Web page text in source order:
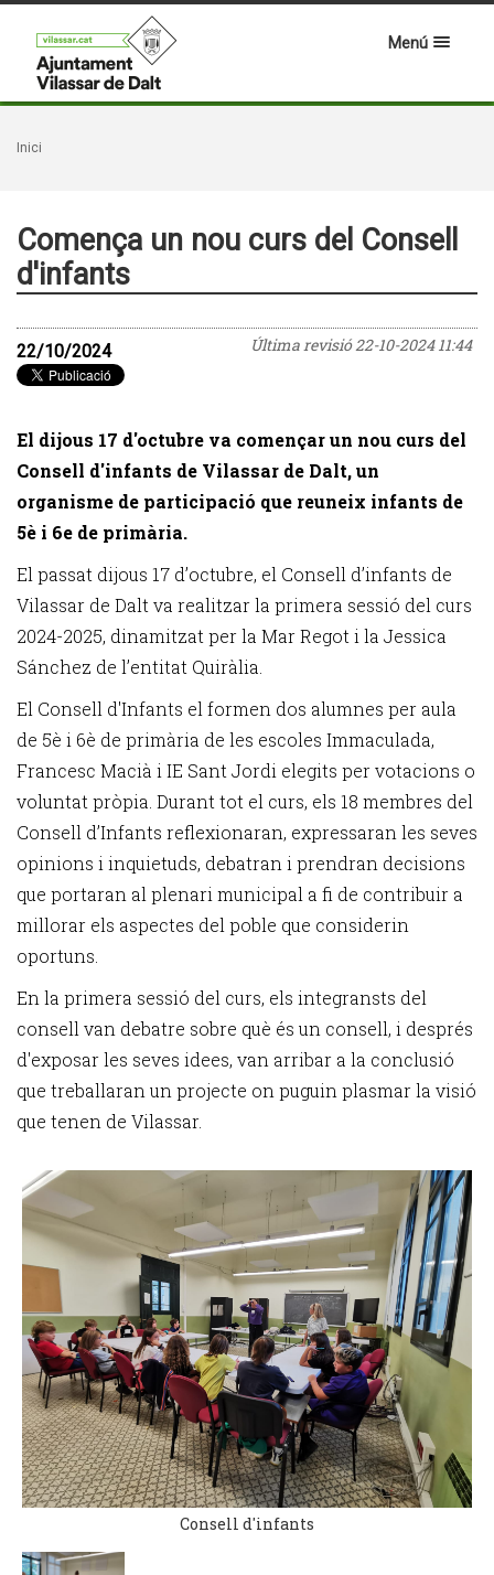
Menú
Inici
Comença un nou curs del Consell
d'infants
Última revisió22-10-2024 11:44
22/10/2024
El dijous 17 d'octubre va començar un nou curs del
Consell d'infants de Vilassar de Dalt, un
organisme de participació que reuneix infants de
5è i 6e de primària.
El passat dijous 17 d’octubre, el Consell d’infants de
Vilassar de Dalt va realitzar la primera sessió del curs
2024-2025, dinamitzat per la Mar Regot i la Jessica
Sánchez de l’entitat Quiràlia.
El Consell d'Infants el formen dos alumnes per aula
de 5è i 6è de primària de les escoles Immaculada,
Francesc Macià i IE Sant Jordi elegits per votacions o
voluntat pròpia. Durant tot el curs, els 18 membres del
Consell d’Infants reflexionaran, expressaran les seves
opinions i inquietuds, debatran i prendran decisions
que portaran al plenari municipal a fi de contribuir a
millorar els aspectes del poble que considerin
oportuns.
En la primera sessió del curs, els integransts del
consell van debatre sobre què és un consell, i després
d'exposar les seves idees, van arribar a la conclusió
que treballaran un projecte on puguin plasmar la visió
que tenen de Vilassar.
Consell d'infants